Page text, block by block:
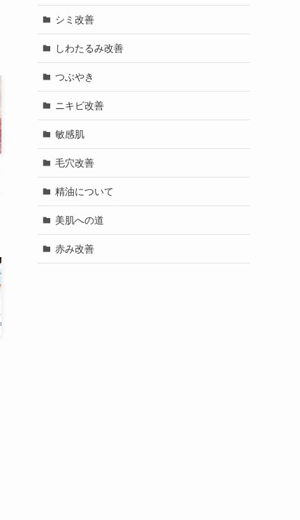
シミ改善
しわたるみ改善
つぶやき
ニキビ改善
敏感肌
毛穴改善
精油について
美肌への道
赤み改善